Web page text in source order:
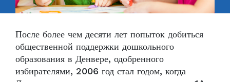
После более чем десяти лет попыток добиться
общественной поддержки дошкольного
образования в Денвере, одобренного
избирателями, 2006 год стал годом, когда